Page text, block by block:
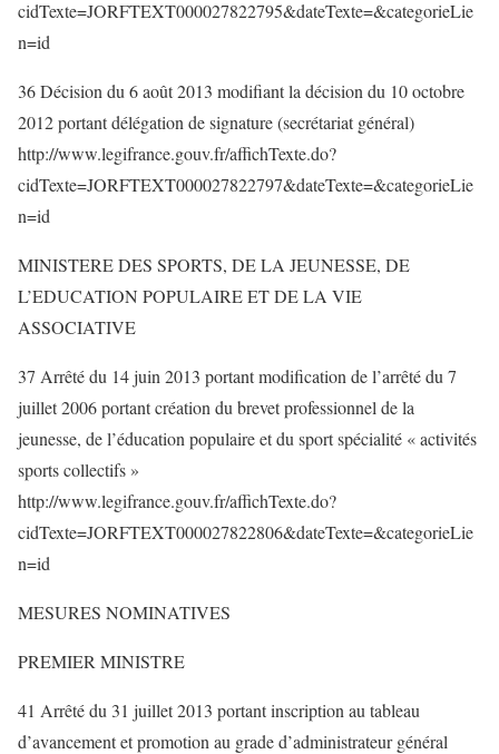
cidTexte=JORFTEXT000027822795&dateTexte=&categorieLie
n=id
36 Décision du 6 août 2013 modifiant la décision du 10 octobre
2012 portant délégation de signature (secrétariat général)
http://www.legifrance.gouv.fr/affichTexte.do?
cidTexte=JORFTEXT000027822797&dateTexte=&categorieLie
n=id
MINISTERE DES SPORTS, DE LA JEUNESSE, DE
L’EDUCATION POPULAIRE ET DE LA VIE
ASSOCIATIVE
37 Arrêté du 14 juin 2013 portant modification de l’arrêté du 7
juillet 2006 portant création du brevet professionnel de la
jeunesse, de l’éducation populaire et du sport spécialité « activités
sports collectifs »
http://www.legifrance.gouv.fr/affichTexte.do?
cidTexte=JORFTEXT000027822806&dateTexte=&categorieLie
n=id
MESURES NOMINATIVES
PREMIER MINISTRE
41 Arrêté du 31 juillet 2013 portant inscription au tableau
d’avancement et promotion au grade d’administrateur général